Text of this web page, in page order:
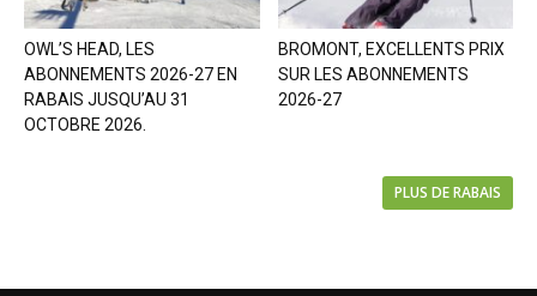
OWL’S HEAD, LES
ABONNEMENTS 2026-27 EN
RABAIS JUSQU’AU 31
OCTOBRE 2026.
BROMONT, EXCELLENTS PRIX
SUR LES ABONNEMENTS
2026-27
PLUS DE RABAIS